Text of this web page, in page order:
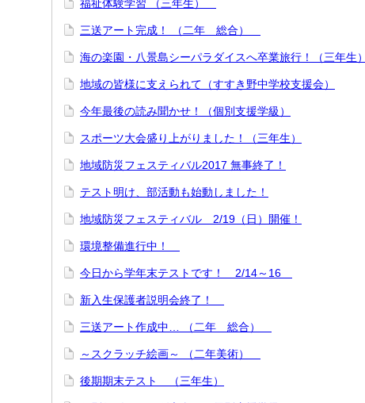
福祉体験学習 （三年生）
三送アート完成！ （二年 総合）
海の楽園・八景島シーパラダイスへ卒業旅行！（三年生）
地域の皆様に支えられて（すすき野中学校支援会）
今年最後の読み聞かせ！（個別支援学級）
スポーツ大会盛り上がりました！（三年生）
地域防災フェスティバル2017 無事終了！
テスト明け、部活動も始動しました！
地域防災フェスティバル 2/19（日）開催！
環境整備進行中！
今日から学年末テストです！ 2/14～16
新入生保護者説明会終了！
三送アート作成中… （二年 総合）
～スクラッチ絵画～ （二年美術）
後期期末テスト （三年生）